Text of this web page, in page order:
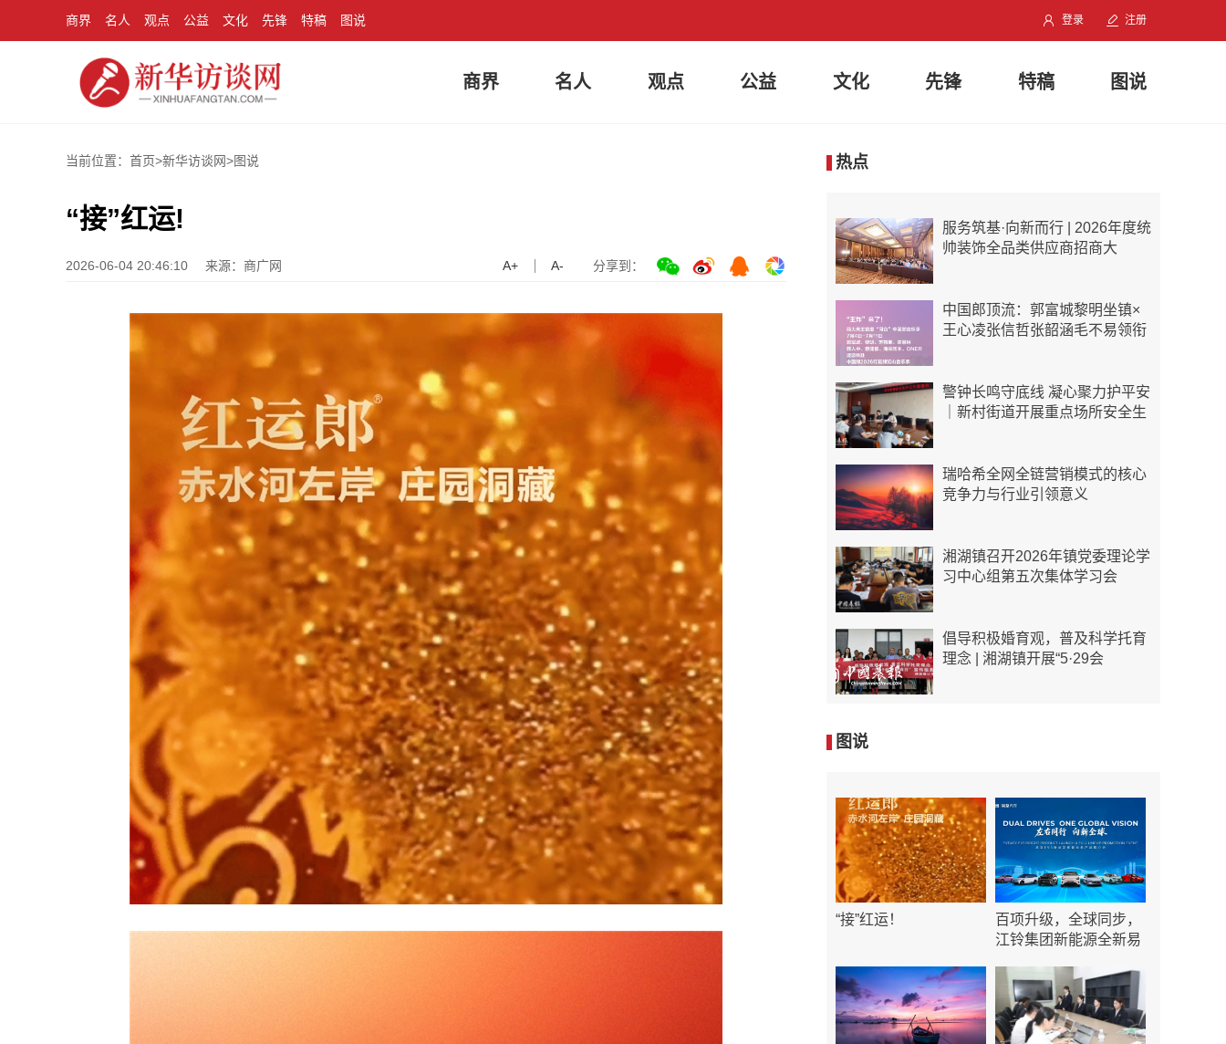
商界 名人 观点 公益 文化 先锋 特稿 图说 登录 注册
商界 名人 观点 公益 文化 先锋 特稿 图说
当前位置：首页>新华访谈网>图说
“接”红运!
2026-06-04 20:46:10 来源：商广网 分享到：
A+ A-
热点
服务筑基·向新而行 | 2026年度统
帅装饰全品类供应商招商大
中国郎顶流：郭富城黎明坐镇×
王心凌张信哲张韶涵毛不易领衔
警钟长鸣守底线 凝心聚力护平安
｜新村街道开展重点场所安全生
瑞哈希全网全链营销模式的核心
竞争力与行业引领意义
湘湖镇召开2026年镇党委理论学
习中心组第五次集体学习会
倡导积极婚育观，普及科学托育
理念 | 湘湖镇开展“5·29会
图说
“接”红运！
百项升级，全球同步，
江铃集团新能源全新易